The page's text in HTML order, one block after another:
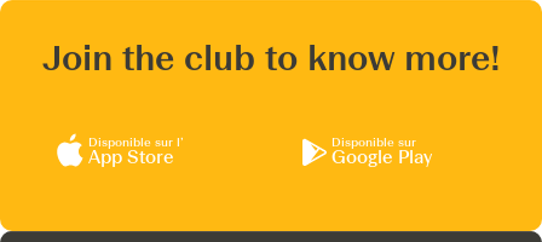
Join the club to know more!
Disponible sur l’
App Store
Disponible sur
Google Play